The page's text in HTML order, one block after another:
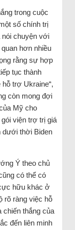
trong cuộc
số chính trị
chuyện với
hơn nhiều
rằng sự hợp
tục thành
trợ Ukraine“,
còn mong đợi
Mỹ cho
viện trợ trị giá
dưới thời Biden
Ý theo chủ
có thể có
hữu khác ở
rõ ràng việc hỗ
chiến thắng của
đến liên minh